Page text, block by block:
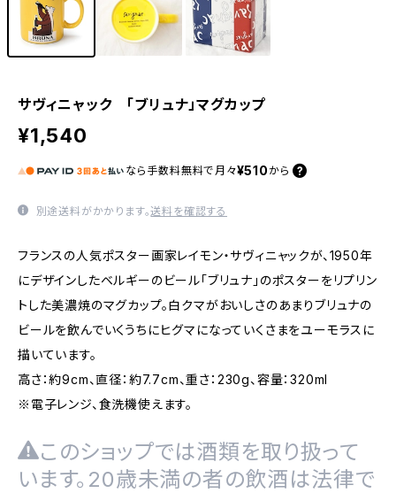
サヴィニャック 「ブリュナ」マグカップ
¥1,540
なら 手数料無料で 月々¥510 から
別途送料がかかります。送料を確認する
フランスの人気ポスター画家レイモン・サヴィニャックが、1950年
にデザインしたベルギーのビール「ブリュナ」のポスターをリプリン
トした美濃焼のマグカップ。白クマがおいしさのあまりブリュナの
ビールを飲んでいくうちにヒグマになっていくさまをユーモラスに
描いています。
高さ：約9cm、直径：約7.7cm、重さ：230g、容量：320ml
※電子レンジ、食洗機使えます。
このショップでは酒類を取り扱って
います。20歳未満の者の飲酒は法律で